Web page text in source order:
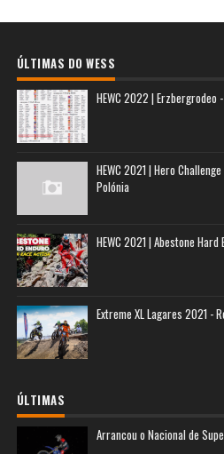
ÚLTIMAS DO WESS
HEWC 2022 | Erzbergrodeo
HEWC 2021 | Hero
Polónia
HEWC 2021 | Abestone Hard
Extreme XL Lagares 2021 -
ÚLTIMAS
Arrancou o Nacional de